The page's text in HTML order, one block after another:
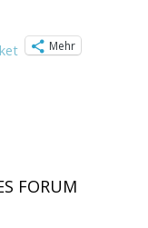
Mehr
FORUM